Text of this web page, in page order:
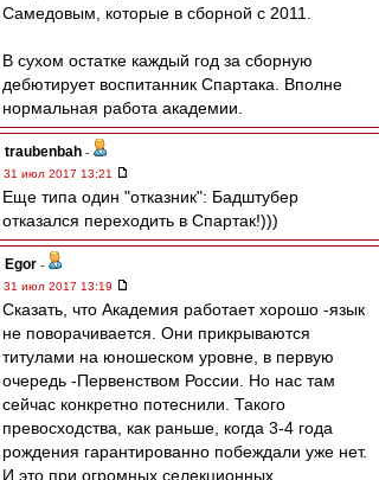
Самедовым, которые в сборной с 2011.
В сухом остатке каждый год за сборную
дебютирует воспитанник Спартака. Вполне
нормальная работа академии.
traubenbah -
31 июл 2017 13:21
Еще типа один "отказник": Бадштубер
отказался переходить в Спартак!)))
Egor -
31 июл 2017 13:19
Сказать, что Академия работает хорошо -язык
не поворачивается. Они прикрываются
титулами на юношеском уровне, в первую
очередь -Первенством России. Но нас там
сейчас конкретно потеснили. Такого
превосходства, как раньше, когда 3-4 года
рождения гарантированно побеждали уже нет.
И это при огромных селекционных